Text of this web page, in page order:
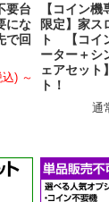
要台
にな
で回
込) ～
【コイン
限定】家ス
ト 【コイ
ーター＋シ
ェアセット
ト！
通